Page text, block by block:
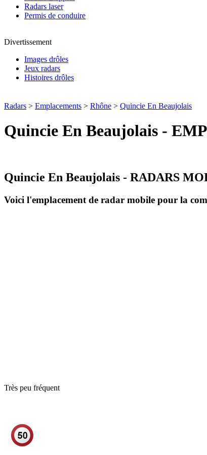
Radars laser
Permis de conduire
Divertissement
Images drôles
Jeux radars
Histoires drôles
Radars > Emplacements > Rhône > Quincie En Beaujolais
Quincie En Beaujolais -
Quincie En Beaujolais - RADARS
Voici l'emplacement de radar mobile pour la
Très peu fréquent